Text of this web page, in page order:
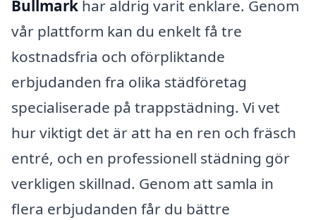
Bullmark har aldrig varit enklare. Genom
vår plattform kan du enkelt få tre
kostnadsfria och oförpliktande
erbjudanden fra olika städföretag
specialiserade på trappstädning. Vi vet
hur viktigt det är att ha en ren och fräsch
entré, och en professionell städning gör
verkligen skillnad. Genom att samla in
flera erbjudanden får du bättre